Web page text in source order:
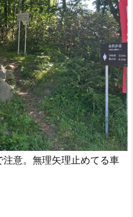
意。無理矢理止めてる車